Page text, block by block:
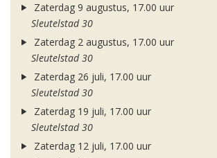
Zaterdag 9 augustus, 17.00 uur
Sleutelstad 30
Zaterdag 2 augustus, 17.00 uur
Sleutelstad 30
Zaterdag 26 juli, 17.00 uur
Sleutelstad 30
Zaterdag 19 juli, 17.00 uur
Sleutelstad 30
Zaterdag 12 juli, 17.00 uur